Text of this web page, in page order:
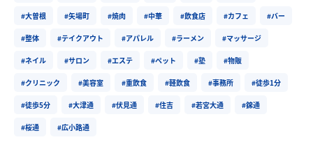
#大曽根 #矢場町 #焼肉 #中華 #飲食店 #カフェ #バー
#整体 #テイクアウト #アパレル #ラーメン #マッサージ
#ネイル #サロン #エステ #ペット #塾 #物販
#クリニック #美容室 #重飲食 #軽飲食 #事務所 #徒歩1分
#徒歩5分 #大津通 #伏見通 #住吉 #若宮大通 #錦通
#桜通 #広小路通